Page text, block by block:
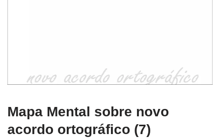
Mapa Mental sobre novo
acordo ortográfico (7)